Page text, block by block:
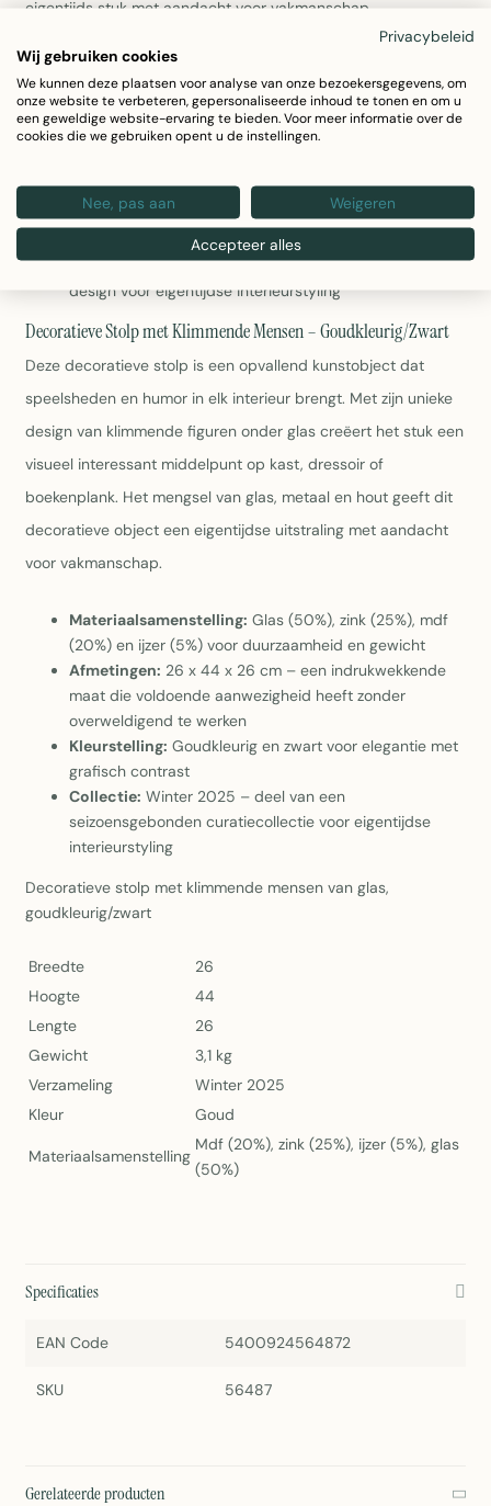
eigentijds stuk met aandacht voor vakmanschap.
Materiaalsamenstelling:
(20%) en ijzer (5%) voor duurzaamheid en stevig
gewicht
Afmetingen:26 x 44 x 26 cm – een indrukwekkende
overweldigend te werken
Kleurstelling:Goudkleurig en zwart bieden elegantie
met grafisch contrast
Collectie:Winter 2025 – een seizoensgebonden
design voor eigentijdse interieurstyling
Decoratieve Stolp met Klimmende Mensen – Goudkleurig/Zwart
Deze decoratieve stolp is een opvallend kunstobject dat
speelsheden en humor in elk interieur brengt. Met zijn unieke
design van klimmende figuren onder glas creëert het stuk een
visueel interessant middelpunt op kast, dressoir of
boekenplank. Het mengsel van glas, metaal en hout geeft dit
decoratieve object een eigentijdse uitstraling met aandacht
voor vakmanschap.
Materiaalsamenstelling: Glas (50%), zink (25%), mdf
(20%) en ijzer (5%) voor duurzaamheid en gewicht
Afmetingen: 26 x 44 x 26 cm – een indrukwekkende
maat die voldoende aanwezigheid heeft zonder
overweldigend te werken
Kleurstelling: Goudkleurig en zwart voor elegantie met
grafisch contrast
Collectie: Winter 2025 – deel van een
seizoensgebonden curatiecollectie voor eigentijdse
interieurstyling
Decoratieve stolp met klimmende mensen van glas,
goudkleurig/zwart
Breedte
26
Hoogte
44
Lengte
26
Gewicht
3,1 kg
Verzameling
Winter 2025
Kleur
Goud
Materiaalsamenstelling
Mdf (20%), zink (25%), ijzer (5%), glas
(50%)
Specificaties
EAN Code 5400924564872
SKU 56487
Gerelateerde producten
Privacybeleid
Wij gebruiken cookies
We kunnen deze plaatsen voor analyse van onze bezoekersgegevens, om
onze website te verbeteren, gepersonaliseerde inhoud te tonen en om u
een geweldige website-ervaring te bieden. Voor meer informatie over de
cookies die we gebruiken opent u de instellingen.
Nee, pas aan Weigeren
Accepteer alles